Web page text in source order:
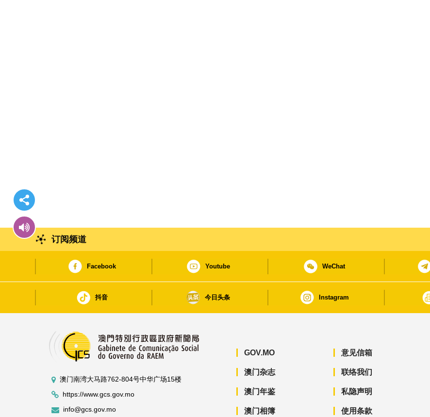
订阅频道
Facebook Youtube WeChat
抖音 今日头条 Instagram
澳门南湾大马路762-804号中华广场15楼
https://www.gcs.gov.mo
info@gcs.gov.mo
GOV.MO
澳门杂志
澳门年鉴
澳门相簿
意见信箱
联络我们
私隐声明
使用条款